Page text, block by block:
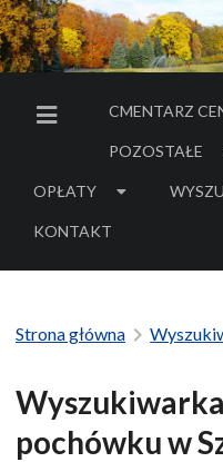
MENU BOCZNE
CMENTARZ
POZOSTAŁE
OPŁATY
KONTAKT
Strona główna
pochówku w